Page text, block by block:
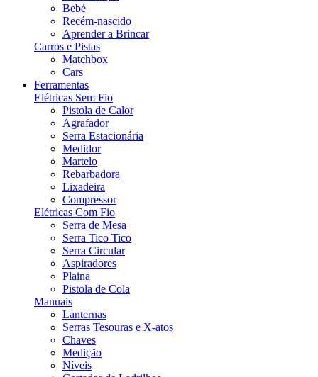
Bebé
Recém-nascido
Aprender a Brincar
Carros e Pistas
Matchbox
Cars
Ferramentas
Elétricas Sem Fio
Pistola de Calor
Agrafador
Serra Estacionária
Medidor
Martelo
Rebarbadora
Lixadeira
Compressor
Elétricas Com Fio
Serra de Mesa
Serra Tico Tico
Serra Circular
Aspiradores
Plaina
Pistola de Cola
Manuais
Lanternas
Serras Tesouras e X-atos
Chaves
Medição
Níveis